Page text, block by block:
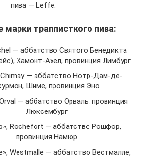
пива — Leffe.
марки трапписткого пива:
— аббатство Святого Бенедикта
Хамонт-Ахел, провинция Лимбург
— аббатство Нотр-Дам-де-
Шиме, провинция Эно
— аббатство Орваль, провинция
Люксембург
Rochefort — аббатство Рошфор,
провинция Намюр
Westmalle — аббатство Вестмалле,